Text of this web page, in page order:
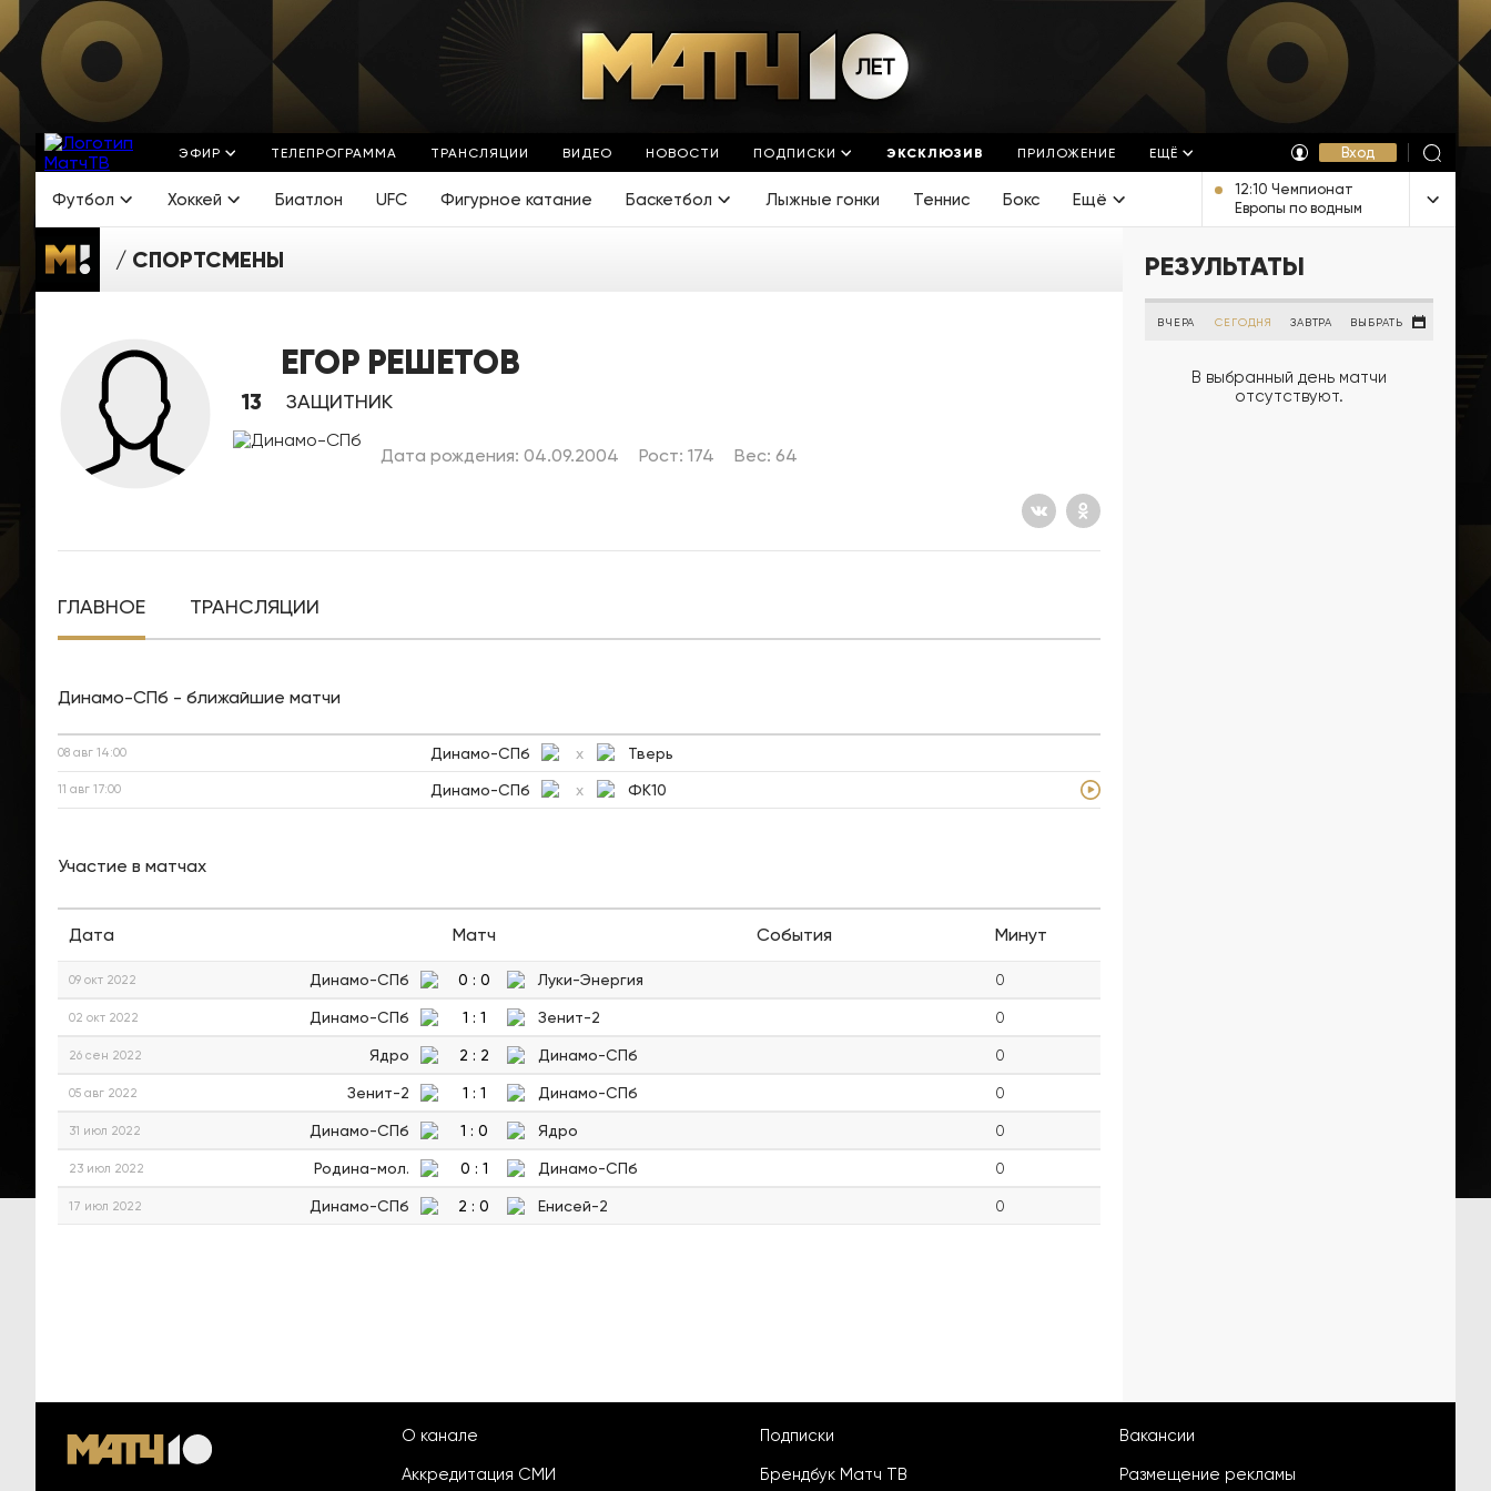
ЭФИР ТЕЛЕПРОГРАММА ТРАНСЛЯЦИИ ВИДЕО НОВОСТИ ПОДПИСКИ ЭКСКЛЮЗИВ ПРИЛОЖЕНИЕ ЕЩЁ Вход
Футбол Хоккей Биатлон UFC Фигурное катание Баскетбол Лыжные гонки Теннис Бокс Ещё
12:10 Чемпионат
Европы по водным
видам спорта.
Мужчины 3 км. Прямая
Франции
СПОРТСМЕНЫ
ЕГОР РЕШЕТОВ
13 ЗАЩИТНИК
Дата рождения: 04.09.2004 Рост: 174 Вес: 64
ГЛАВНОЕ ТРАНСЛЯЦИИ
Динамо-СПб - ближайшие матчи
08 авг 14:00 Динамо-СПб x Тверь
11 авг 17:00 Динамо-СПб x ФК10
Участие в матчах
Дата Матч События Минут
09 окт 2022 Динамо-СПб 0 : 0 Луки-Энергия 0
02 окт 2022 Динамо-СПб 1 : 1 Зенит-2 0
26 сен 2022 Ядро 2 : 2 Динамо-СПб 0
05 авг 2022 Зенит-2 1 : 1 Динамо-СПб 0
31 июл 2022 Динамо-СПб 1 : 0 Ядро 0
23 июл 2022 Родина-мол. 0 : 1 Динамо-СПб 0
17 июл 2022 Динамо-СПб 2 : 0 Енисей-2 0
РЕЗУЛЬТАТЫ
ВЧЕРА СЕГОДНЯ ЗАВТРА ВЫБРАТЬ
В выбранный день матчи
отсутствуют.
О канале
Аккредитация СМИ
Подписки
Брендбук Матч ТВ
Вакансии
Размещение рекламы